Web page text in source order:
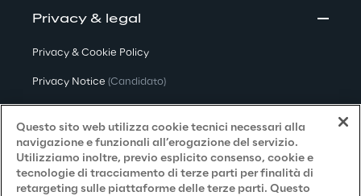
Privacy & legal
Privacy & Cookie Policy
Privacy Notice (Candidato)
Privacy Notice(Fornitore)
Privacy Notice (Marketing)
Questo sito web utilizza cookie tecnici necessari alla
navigazione e funzionali all’erogazione del servizio.
Utilizziamo inoltre, previo esplicito consenso, cookie e
tecnologie di tracciamento di terze parti per finalità di
retargeting sulle piattaforme delle terze parti. Questo